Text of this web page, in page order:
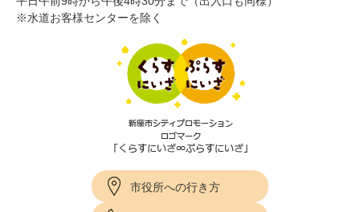
※水道お客様センターを除く
市役所への行き方